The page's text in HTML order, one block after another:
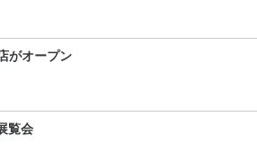
がオープン
覧会